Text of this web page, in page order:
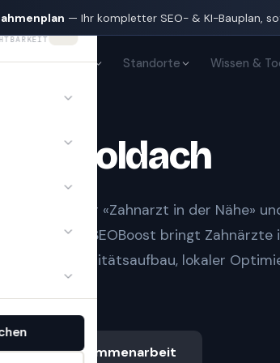
— Ihr kompletter SEO- & KI-Bauplan,
KI-Sichtbarkeit Standorte Wissen &
inGoldach
Notfall» oder «Zahnarzt in der Nähe»
Treffern.
SEOBoost bringt Zahnärzte
Autoritätsaufbau, lokaler
Ablauf & Zusammenarbeit